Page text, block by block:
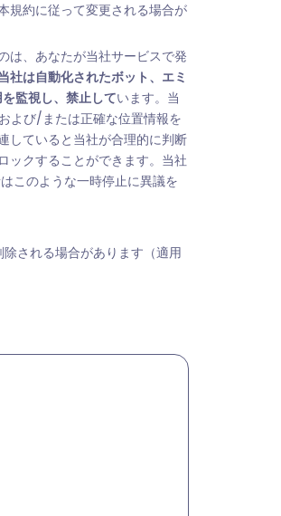
規約に従って変更される場合が
は、あなたが当社サービスで発
社は自動化されたボット、エミ
監視し、禁止しています。当
よび/または正確な位置情報を
していると当社が合理的に判断
ックすることができます。当社
このような一時停止に異議を
される場合があります（適用